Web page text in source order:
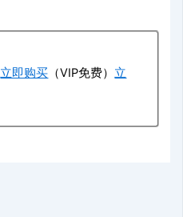
立即购买 （VIP免费） 立